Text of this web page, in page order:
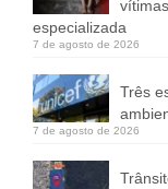
especializada
7 de agosto de 2026
Três
7 de agosto de 2026